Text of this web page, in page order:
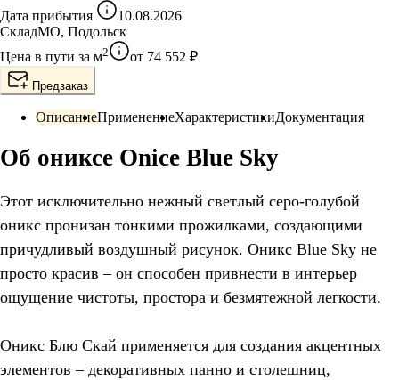
Дата прибытия
10.08.2026
СкладМО, Подольск
Цена в пути за м2 от 74 552 ₽
Предзаказ
ОписаниеПрименениеХарактеристикиДокументация
Об ониксе Onice Blue Sky
Этот исключительно нежный светлый серо-голубой
оникс пронизан тонкими прожилками, создающими
причудливый воздушный рисунок. Оникс Blue Sky не
просто красив – он способен привнести в интерьер
ощущение чистоты, простора и безмятежной легкости.
Оникс Блю Скай применяется для создания акцентных
элементов – декоративных панно и столешниц,